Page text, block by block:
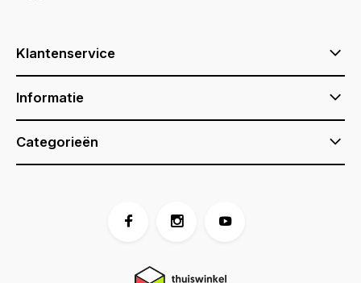
Klantenservice
Informatie
Categorieën